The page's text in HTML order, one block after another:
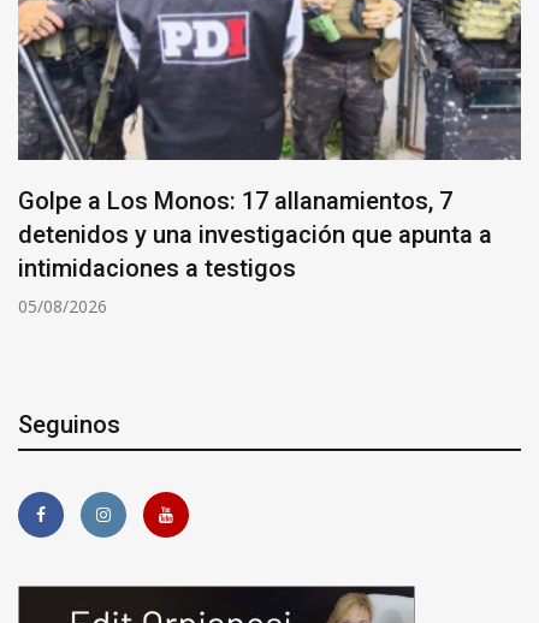
Golpe a Los Monos: 17 allanamientos, 7
detenidos y una investigación que apunta a
intimidaciones a testigos
05/08/2026
Seguinos